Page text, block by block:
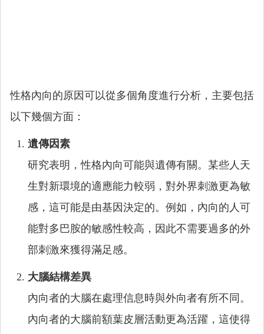
性格內向的原因可以從多個角度進行分析，主要包括
以下幾個方面：
遺傳因素
研究表明，性格內向可能與遺傳有關。某些人天
生對新環境的適應能力較弱，對外界刺激更為敏
感，這可能是由基因決定的。例如，內向的人可
能對多巴胺的敏感性較高，因此不需要過多的外
部刺激來獲得滿足感。
大腦結構差異
內向者的大腦在處理信息時與外向者有所不同。
內向者的大腦前額葉皮層活動更為活躍，這使得